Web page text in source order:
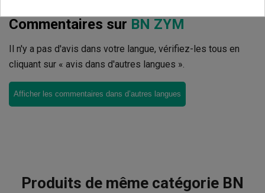
Commentaires sur BN ZYM
Il n'y a pas d'avis dans votre langue, vérifiez-les tous en
cliquant sur « avis dans d'autres langues ».
Afficher les commentaires dans d’autres langues
Produits de même catégorie BN